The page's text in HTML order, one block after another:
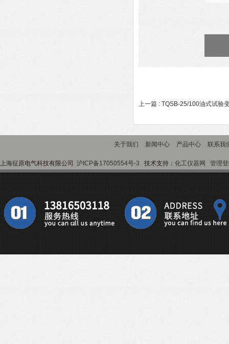
上一篇 : TQSB-25/100油式试验
关于我们 新闻中心 产品中心 联系我
上海征原电气科技有限公司 沪ICP备17050554号-3 技术支持： 化工仪器网 管理